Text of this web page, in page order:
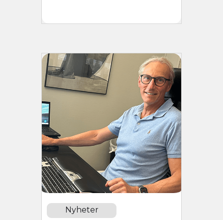
Nyheter